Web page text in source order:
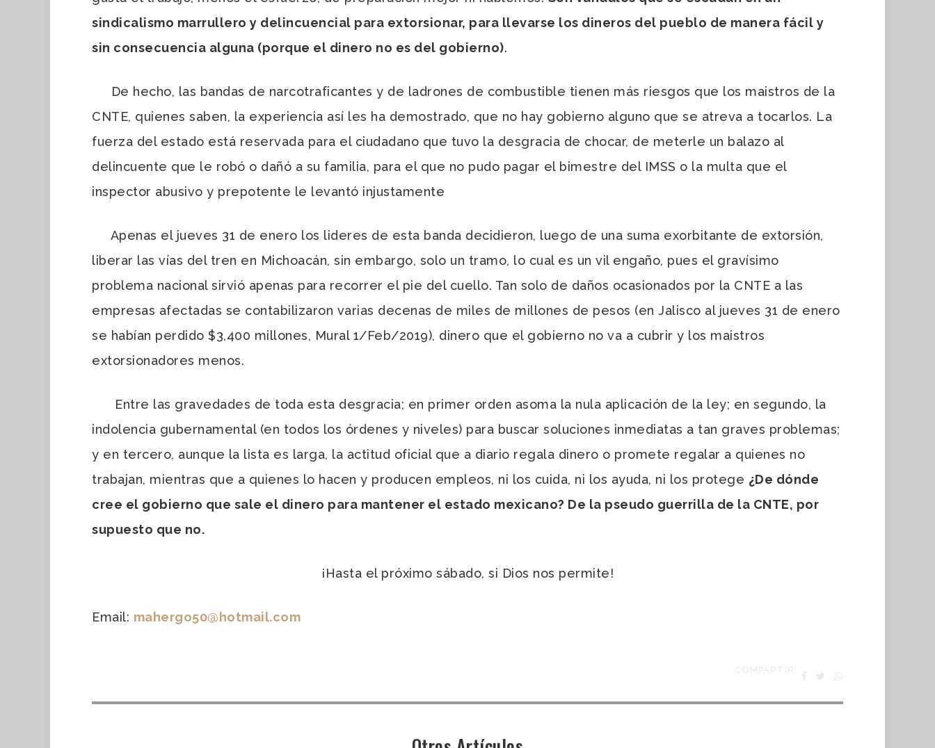
sindicalismo marrullero y delincuencial para extorsionar, para llevarse los dineros del pueblo de manera fácil y
sin consecuencia alguna (porque el dinero no es del gobierno).
De hecho, las bandas de narcotraficantes y de ladrones de combustible tienen más riesgos que los maistros de la
CNTE, quienes saben, la experiencia así les ha demostrado, que no hay gobierno alguno que se atreva a tocarlos. La
fuerza del estado está reservada para el ciudadano que tuvo la desgracia de chocar, de meterle un balazo al
delincuente que le robó o dañó a su familia, para el que no pudo pagar el bimestre del IMSS o la multa que el
inspector abusivo y prepotente le levantó injustamente
Apenas el jueves 31 de enero los lideres de esta banda decidieron, luego de una suma exorbitante de extorsión,
liberar las vías del tren en Michoacán, sin embargo, solo un tramo, lo cual es un vil engaño, pues el gravísimo
problema nacional sirvió apenas para recorrer el pie del cuello. Tan solo de daños ocasionados por la CNTE a las
empresas afectadas se contabilizaron varias decenas de miles de millones de pesos (en Jalisco al jueves 31 de enero
se habían perdido $3,400 millones, Mural 1/Feb/2019), dinero que el gobierno no va a cubrir y los maistros
extorsionadores menos.
Entre las gravedades de toda esta desgracia; en primer orden asoma la nula aplicación de la ley; en segundo, la
indolencia gubernamental (en todos los órdenes y niveles) para buscar soluciones inmediatas a tan graves problemas;
y en tercero, aunque la lista es larga, la actitud oficial que a diario regala dinero o promete regalar a quienes no
trabajan, mientras que a quienes lo hacen y producen empleos, ni los cuida, ni los ayuda, ni los protege ¿De dónde
cree el gobierno que sale el dinero para mantener el estado mexicano? De la pseudo guerrilla de la CNTE, por
supuesto que no.
¡Hasta el próximo sábado, si Dios nos permite!
Email: mahergo50@hotmail.com